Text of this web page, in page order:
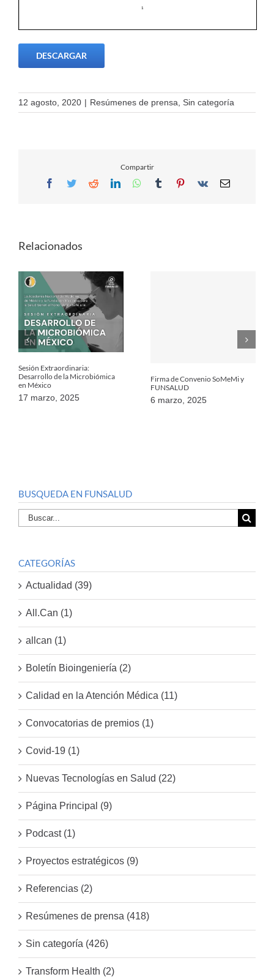
DESCARGAR
12 agosto, 2020 | Resúmenes de prensa, Sin categoría
Compartir
Facebook
TwitterRedditLinkedInWhatsApp
TumblrPinterest
Vk Email
Relacionados
Sesión Extraordinaria:
Desarrollo de la Microbiómica
en México
17 marzo, 2025
Firma de Convenio SoMeMi y
FUNSALUD
6 marzo, 2025
BUSQUEDA EN FUNSALUD
Buscar
por:
CATEGORÍAS
Actualidad (39)
All.Can (1)
allcan (1)
Boletín Bioingeniería (2)
Calidad en la Atención Médica (11)
Convocatorias de premios (1)
Covid-19 (1)
Nuevas Tecnologías en Salud (22)
Página Principal (9)
Podcast (1)
Proyectos estratégicos (9)
Referencias (2)
Resúmenes de prensa (418)
Sin categoría (426)
Transform Health (2)